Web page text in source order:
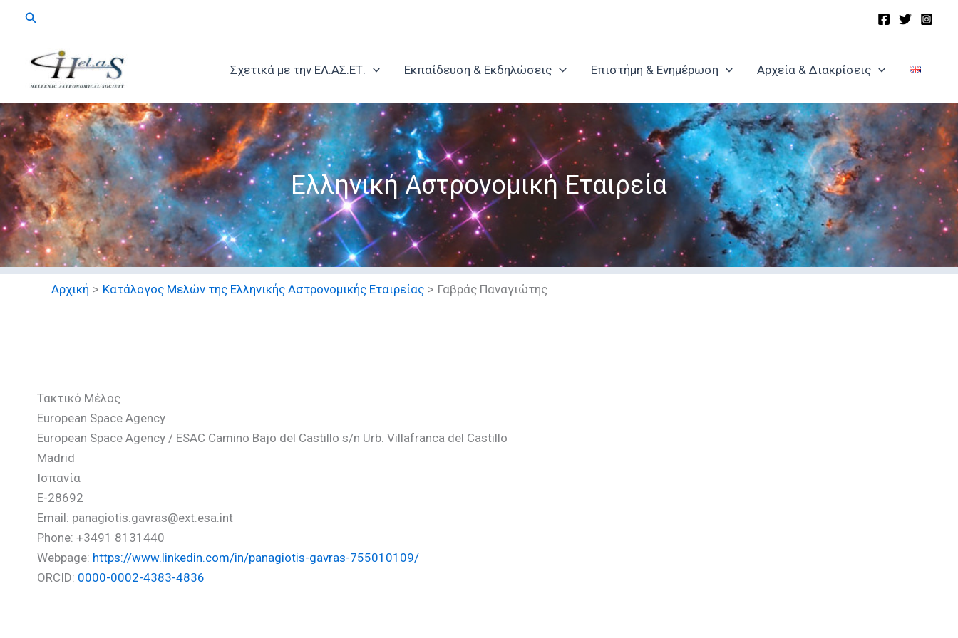
Μετάβαση
περιεχόμενο
Αναζήτηση
Σχετικά με την ΕΛ.ΑΣ.ΕΤ. Εκπαίδευση & Εκδηλώσεις Επιστήμη & Ενημέρωση Αρχεία & Διακρίσεις
Ελληνική Αστρονομική Εταιρεία
Αρχική Κατάλογος Μελών της Ελληνικής Αστρονομικής Εταιρείας Γαβράς Παναγιώτης
Τακτικό Μέλος
European Space Agency
European Space Agency / ESAC Camino Bajo del Castillo s/n Urb. Villafranca del Castillo
Madrid
Ισπανία
E-28692
Email: panagiotis.gavras@ext.esa.int
Phone: +3491 8131440
Webpage: https://www.linkedin.com/in/panagiotis-gavras-755010109/
ORCID: 0000-0002-4383-4836